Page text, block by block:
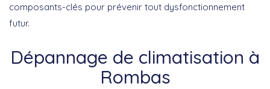
composants-clés pour prévenir tout dysfonctionnement
futur.
Dépannage de climatisation à
Rombas